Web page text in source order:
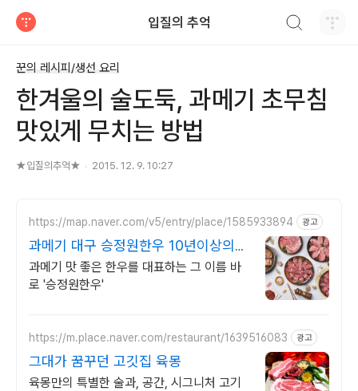
입질의 추억
꾼의 레시피/생선 요리
한겨울의 술도둑, 과메기 초무침
맛있게 무치는 방법
★입질의추억★ 2015. 12. 9. 10:27
https://map.naver.com/v5/entry/place/1585933894 광고
과메기 대구 승정원한우 10년이상의
한우 전통 맛집
과메기 맛 좋은 한우를 대표하는 그 이름 바
로 '승정원한우'
https://m.place.naver.com/restaurant/1639516083 광고
그대가 꿈꾸던 고깃집 육몽
육몽만의 특별한 술과, 공간, 시그니처 고기